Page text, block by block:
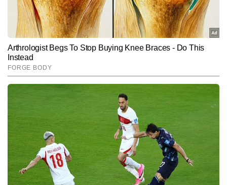
व्यापार का बड़ा हिस्सा इसी मार्ग से गुजरता है।
Hindi NewsBusiness
प्रिंट और डिजिटल मीडिया में बिजनेस एवं इकोनॉमी कैटेगरी में 10 वर्षों से अधिक
का अनुभव। पिछले 7 वर्षों से शेयर बाजार, कॉरपोरेट सेक्टर और आर्थिक नीतियों से
जुड़ी खबरों पर विशेष पकड़। लेखन में केवल हेडलाइन तक सीमित न रहकर
आंकड़ों, नीतिगत फैसलों और कॉरपोरेट दावों के पीछे की वास्तविक तस्वीर को
बैलेंस्ड और आसान शब्दों में पाठकों तक पहुंचाने का प्रयास। वर्तमान में Times
Now Hindi के लिए बाजार की हर हलचल और आर्थिक घटनाक्रम पर नजर बनाए
हुए हैं।
Follow Us: